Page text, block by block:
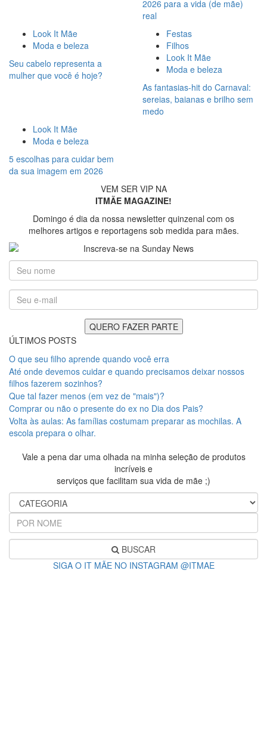
2026 para a vida (de mãe)
real
Look It Mãe
Moda e beleza
Seu cabelo representa a
mulher que você é hoje?
Festas
Filhos
Look It Mãe
Moda e beleza
As fantasias-hit do Carnaval:
sereias, baianas e brilho sem
medo
Look It Mãe
Moda e beleza
5 escolhas para cuidar bem
da sua imagem em 2026
VEM SER VIP NA
ITMÃE MAGAZINE!
Domingo é dia da nossa newsletter quinzenal com os
melhores artigos e reportagens sob medida para mães.
ÚLTIMOS POSTS
O que seu filho aprende quando você erra
Até onde devemos cuidar e quando precisamos deixar nossos
filhos fazerem sozinhos?
Que tal fazer menos (em vez de "mais")?
Comprar ou não o presente do ex no Dia dos Pais?
Volta às aulas: As famílias costumam preparar as mochilas. A
escola prepara o olhar.
Vale a pena dar uma olhada na minha seleção de produtos
incríveis e
serviços que facilitam sua vida de mãe ;)
BUSCAR
SIGA O IT MÃE NO INSTAGRAM @ITMAE